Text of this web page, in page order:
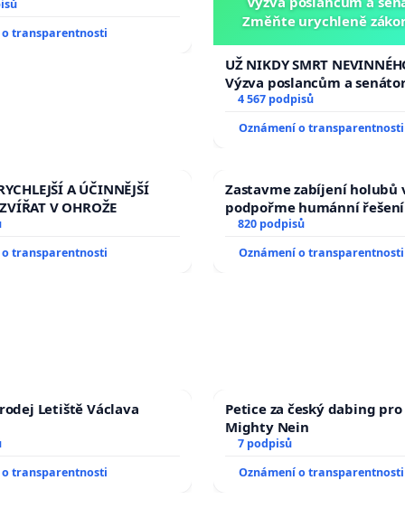
of Arts, Charles
o transparentnosti
Změňte urychleně
opakovat!
UŽ NIKDY SMRT
Výzva poslancům a
Změňte urychleně zákon,
tragédie malé Viktorky už
opakovat!
4 567 podpisů
Oznámení o transparentnosti
A ÚČINNĚJŠÍ
V OHROŽE
o transparentnosti
Zastavme zabíjení holubů
podpořme humánní řešení
820 podpisů
Oznámení o transparentnosti
Letiště Václava
o transparentnosti
Petice za český dabing
Mighty Nein
7 podpisů
Oznámení o transparentnosti